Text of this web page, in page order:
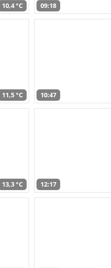
10,4 °C 09:18
11,5 °C 10:47
13,3 °C 12:17